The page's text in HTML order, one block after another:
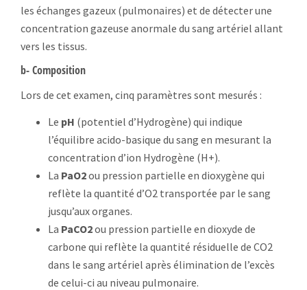
les échanges gazeux (pulmonaires) et de détecter une
concentration gazeuse anormale du sang artériel allant
vers les tissus.
b- Composition
Lors de cet examen, cinq paramètres sont mesurés :
Le pH (potentiel d’Hydrogène) qui indique
l’équilibre acido-basique du sang en mesurant la
concentration d’ion Hydrogène (H+).
La PaO2ou pression partielle en dioxygène qui
reflète la quantité d’O2 transportée par le sang
jusqu’aux organes.
La PaCO2ou pression partielle en dioxyde de
carbone qui reflète la quantité résiduelle de CO2
dans le sang artériel après élimination de l’excès
de celui-ci au niveau pulmonaire.